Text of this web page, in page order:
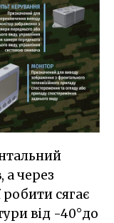
а через
робити сягає
від -40°до